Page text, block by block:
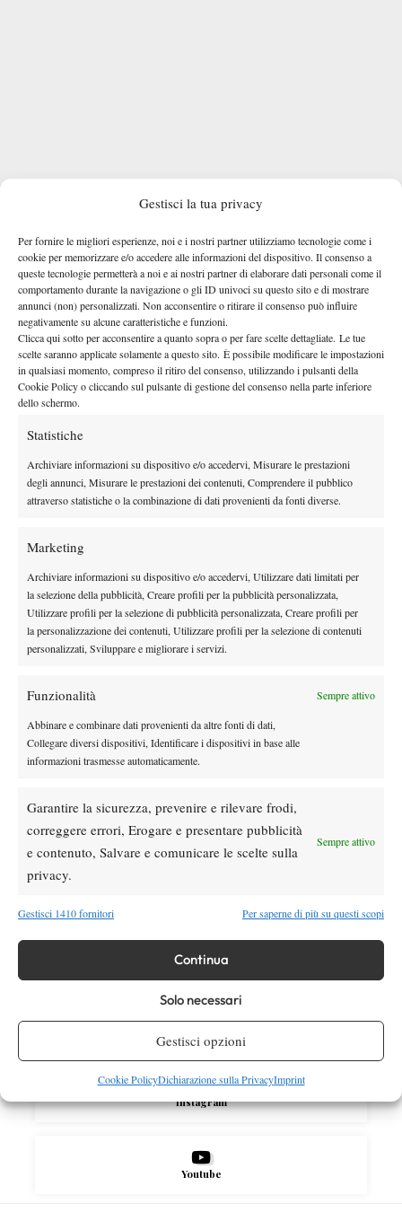
Gestisci la tua privacy
Per fornire le migliori esperienze, noi e i nostri partner utilizziamo tecnologie come i
cookie per memorizzare e/o accedere alle informazioni del dispositivo. Il consenso a
queste tecnologie permetterà a noi e ai nostri partner di elaborare dati personali come il
comportamento durante la navigazione o gli ID univoci su questo sito e di mostrare
annunci (non) personalizzati. Non acconsentire o ritirare il consenso può influire
negativamente su alcune caratteristiche e funzioni.
Clicca qui sotto per acconsentire a quanto sopra o per fare scelte dettagliate. Le tue
scelte saranno applicate solamente a questo sito. È possibile modificare le impostazioni
in qualsiasi momento, compreso il ritiro del consenso, utilizzando i pulsanti della
Cookie Policy o cliccando sul pulsante di gestione del consenso nella parte inferiore
dello schermo.
Statistiche
Archiviare informazioni su dispositivo e/o accedervi, Misurare le prestazioni
degli annunci, Misurare le prestazioni dei contenuti, Comprendere il pubblico
attraverso statistiche o la combinazione di dati provenienti da fonti diverse.
Marketing
Archiviare informazioni su dispositivo e/o accedervi, Utilizzare dati limitati per
la selezione della pubblicità, Creare profili per la pubblicità personalizzata,
Utilizzare profili per la selezione di pubblicità personalizzata, Creare profili per
la personalizzazione dei contenuti, Utilizzare profili per la selezione di contenuti
personalizzati, Sviluppare e migliorare i servizi.
Funzionalità Sempre attivo
Abbinare e combinare dati provenienti da altre fonti di dati,
Collegare diversi dispositivi, Identificare i dispositivi in base alle
informazioni trasmesse automaticamente.
Garantire la sicurezza, prevenire e rilevare frodi,
correggere errori, Erogare e presentare pubblicità
e contenuto, Salvare e comunicare le scelte sulla
privacy.
Sempre attivo
Gestisci 1410 fornitori Per saperne di più su questi scopi
Continua
Solo necessari
Gestisci opzioni
Cookie PolicyDichiarazione sulla PrivacyImprint
prime volte: ha raggiunto, infatti, il secondo turno sia nelWTA
1000 di Madridche diRoma, oltre ad aver vinto ilW75 di
Kosicein finale controCaroline Wernerpiuttosto nettamente.
Nel prossimo match l’italiana affronterà la giocatrice testa di serie
numero 7 Varvara Lepchenko, sconfitta recentemente nel primo
turno di qualificazioni alRoland Garros.
DI TENDENZA
Arnaldi apre sul Centrale
Atp News
Masters 1000 Montreal 2026: Darderi
rimonta Shang e vola agli ottavi
Masters 1000 Montreal 2026: medical time
out per Shang contro Darderi
WTA 1000 Toronto 2026: pioggia pesante,
gioco sospeso
Facebook
Instagram
Youtube